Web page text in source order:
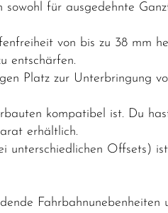
für ausgedehnte
von bis zu 38 mm
entschärfen.
Platz zur Unterbringung
kompatibel ist. Du
erhältlich.
unterschiedlichen Offsets)